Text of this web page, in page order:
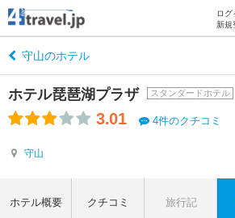
ログ
新規
守山のホテル
ホテル琵琶湖プラザ スタンダードホテル
3.01 4件のクチコミ
守山
ホテル概要 クチコミ 旅行記